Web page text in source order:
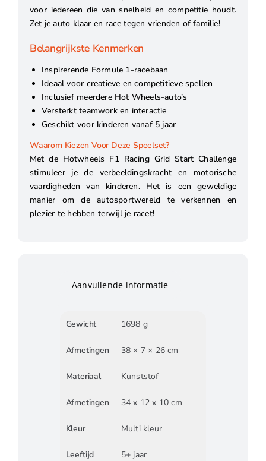
voor iedereen die van snelheid en competitie houdt.
Zet je auto klaar en race tegen vrienden of familie!
Belangrijkste Kenmerken
Inspirerende Formule 1-racebaan
Ideaal voor creatieve en competitieve spellen
Inclusief meerdere Hot Wheels-auto’s
Versterkt teamwork en interactie
Geschikt voor kinderen vanaf 5 jaar
Waarom Kiezen Voor Deze Speelset?
Met de Hotwheels F1 Racing Grid Start Challenge
stimuleer je de verbeeldingskracht en motorische
vaardigheden van kinderen. Het is een geweldige
manier om de autosportwereld te verkennen en
plezier te hebben terwijl je racet!
Aanvullende informatie
Gewicht 1698 g
Afmetingen 38 × 7 × 26 cm
Materiaal Kunststof
Afmetingen 34 x 12 x 10 cm
Kleur Multi kleur
Leeftijd 5+ jaar